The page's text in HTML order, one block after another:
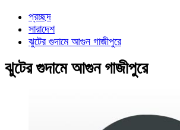
প্রচ্ছদ
সারাদেশ
ঝুটের গুদামে আগুন গাজীপুরে
ঝুটের গুদামে আগুন গাজীপুরে